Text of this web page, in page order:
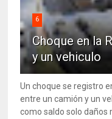
6
Choque en la
y un vehiculo
Un choque se registro
entre un camión y un
como saldo solo daños